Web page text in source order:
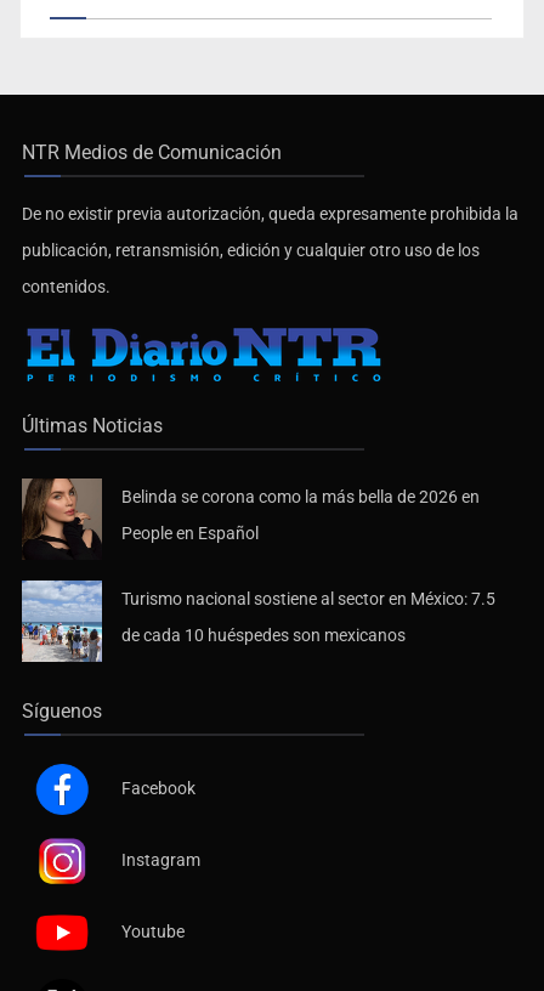
NTR Medios de Comunicación
De no existir previa autorización, queda expresamente prohibida la
publicación, retransmisión, edición y cualquier otro uso de los
contenidos.
Últimas Noticias
Belinda se corona como la más bella de 2026 en
People en Español
Turismo nacional sostiene al sector en México: 7.5
de cada 10 huéspedes son mexicanos
Síguenos
Facebook
Instagram
Youtube